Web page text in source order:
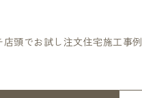
頭でお試し注文住宅施工事例